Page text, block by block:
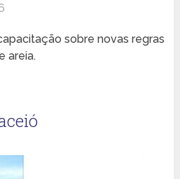
sobre novas regras
areia.